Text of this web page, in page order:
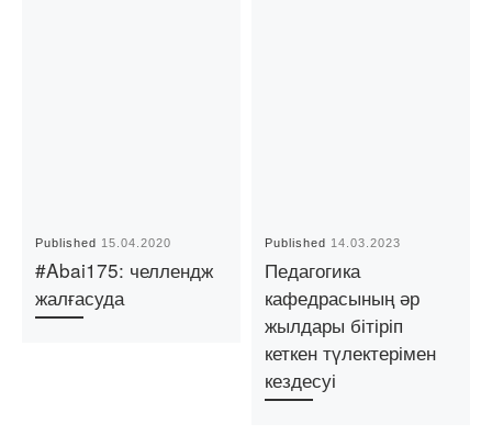
Published 15.04.2020
#Abai175: челлендж
жалғасуда
Published 14.03.2023
Педагогика
кафедрасының әр
жылдары бітіріп
кеткен түлектерімен
кездесуі